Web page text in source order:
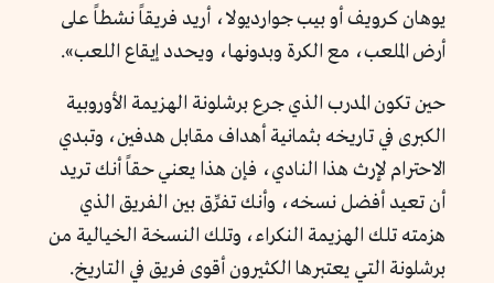
يوهان كرويف أو بيب جوارديولا، أريد فريقاً نشطاً على
أرض الملعب، مع الكرة وبدونها، ويحدد إيقاع اللعب».
حين تكون المدرب الذي جرع برشلونة الهزيمة الأوروبية
الكبرى في تاريخه بثمانية أهداف مقابل هدفين، وتبدي
الاحترام لإرث هذا النادي، فإن هذا يعني حقاً أنك تريد
أن تعيد أفضل نسخه، وأنك تفرِّق بين الفريق الذي
هزمته تلك الهزيمة النكراء، وتلك النسخة الخيالية من
برشلونة التي يعتبرها الكثيرون أقوى فريق في التاريخ.